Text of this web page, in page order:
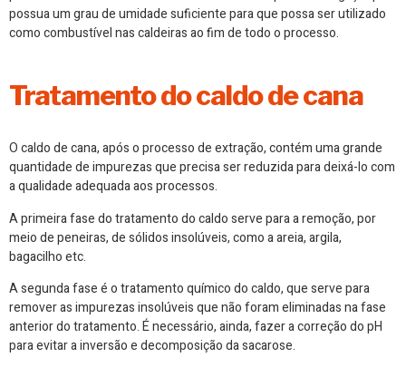
possua um grau de umidade suficiente para que possa ser utilizado
como combustível nas caldeiras ao fim de todo o processo.
Tratamento do caldo de cana
O caldo de cana, após o processo de extração, contém uma grande
quantidade de impurezas que precisa ser reduzida para deixá-lo com
a qualidade adequada aos processos.
A primeira fase do tratamento do caldo serve para a remoção, por
meio de peneiras, de sólidos insolúveis, como a areia, argila,
bagacilho etc.
A segunda fase é o tratamento químico do caldo, que serve para
remover as impurezas insolúveis que não foram eliminadas na fase
anterior do tratamento. É necessário, ainda, fazer a correção do pH
para evitar a inversão e decomposição da sacarose.